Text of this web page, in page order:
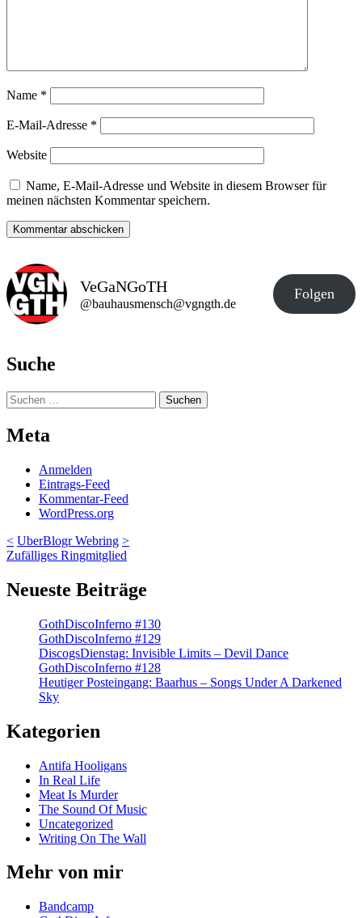
Name *
E-Mail-Adresse *
Website
Name, E-Mail-Adresse und Website in diesem Browser für
meinen nächsten Kommentar speichern.
VeGaNGoTH
@bauhausmensch@vgngth.de
Folgen
Suche
Suchen
nach:
Meta
Anmelden
Eintrags-Feed
Kommentar-Feed
WordPress.org
< UberBlogr Webring >
Zufälliges Ringmitglied
Neueste Beiträge
GothDiscoInferno #130
GothDiscoInferno #129
DiscogsDienstag: Invisible Limits – Devil Dance
GothDiscoInferno #128
Heutiger Posteingang: Baarhus – Songs Under A Darkened
Sky
Kategorien
Antifa Hooligans
In Real Life
Meat Is Murder
The Sound Of Music
Uncategorized
Writing On The Wall
Mehr von mir
Bandcamp